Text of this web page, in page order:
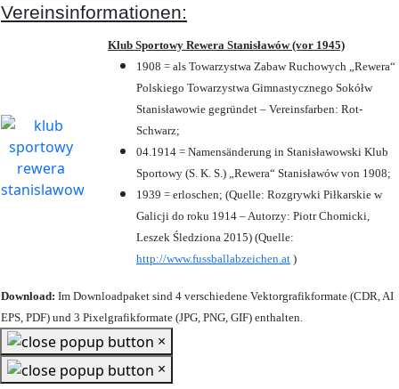
Vereinsinformationen:
Klub Sportowy Rewera Stanisławów (vor 1945)
1908 = als Towarzystwa Zabaw Ruchowych „Rewera“
Polskiego Towarzystwa Gimnastycznego Sokółw
Stanisławowie gegründet – Vereinsfarben: Rot-
Schwarz;
04.1914 = Namensänderung in Stanisławowski Klub
Sportowy (S. K. S.) „Rewera“ Stanisławów von 1908;
1939 = erloschen; (Quelle: Rozgrywki Piłkarskie w
Galicji do roku 1914 – Autorzy: Piotr Chomicki,
Leszek Śledziona 2015) (Quelle:
http://www.fussballabzeichen.at )
Download: Im Downloadpaket sind 4 verschiedene Vektorgrafikformate (CDR, AI
EPS, PDF) und 3 Pixelgrafikformate (JPG, PNG, GIF) enthalten.
×
×